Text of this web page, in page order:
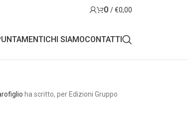
0 /€0,00
CHI SIAMOCONTATTI
ha scritto, per Edizioni Gruppo